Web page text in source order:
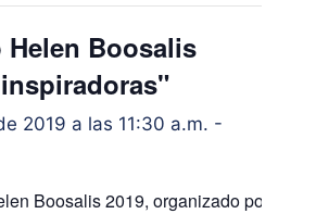
Helen Boosalis
2019 a las 11:30 a.m. -
Boosalis 2019, organizado por